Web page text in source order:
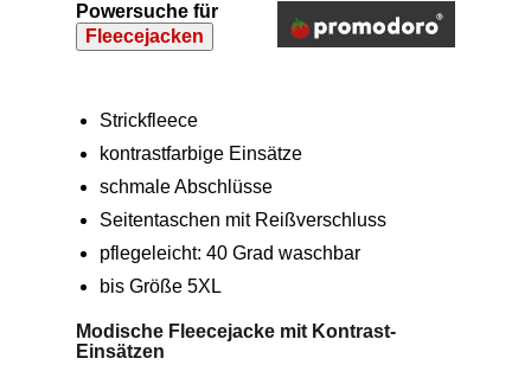
Powersuche für
Fleecejacken
Strickfleece
kontrastfarbige Einsätze
schmale Abschlüsse
Seitentaschen mit Reißverschluss
pflegeleicht: 40 Grad waschbar
bis Größe 5XL
Modische Fleecejacke mit Kontrast-
Einsätzen